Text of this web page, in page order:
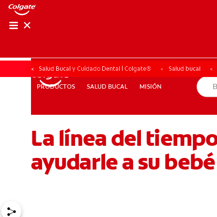
PRODUCTOS SALUD BUCAL MISIÓN
PARA PROFESIONALES DÓNDE COMPRAR UY (ES)
PRODUCTOS SALUD BUCAL MISIÓN
CHEQUEO DE
Salud Bucal y Cuidado Dental | Colgate® Salud bucal
La línea del
ayudarle a su